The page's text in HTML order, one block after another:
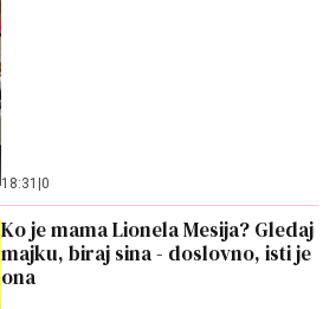
18:31 0
Ko je mama Lionela Mesija? Gledaj
majku, biraj sina - doslovno, isti je
ona